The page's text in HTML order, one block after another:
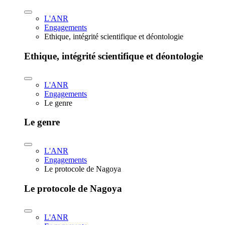
L'ANR
Engagements
Ethique, intégrité scientifique et déontologie
Ethique, intégrité scientifique et déontologie
L'ANR
Engagements
Le genre
Le genre
L'ANR
Engagements
Le protocole de Nagoya
Le protocole de Nagoya
L'ANR